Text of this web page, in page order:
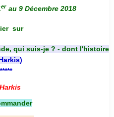
er au 9 Décembre 2018
sur
qui suis-je ? - dont l'histoire
)